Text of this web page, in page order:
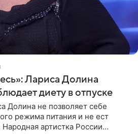
Лариса Долина
диету в отпуске
Долина не позволяет себе
режима питания и не ест
артистка России